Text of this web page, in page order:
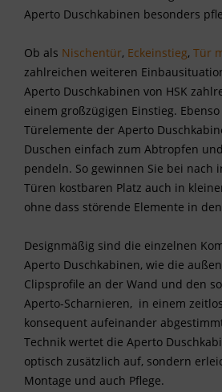
Aperto Duschkabinen besonders
Ob als Nischentür, Eckeinstieg, Tür
zahlreichen weiteren
Aperto Duschkabinen von HSK
einem großzügigen Einstieg.
Türelemente der Aperto
Duschen einfach zum Abtropfen
pendeln. So gewinnen Sie bei nach
Türen kostbaren Platz auch in
ohne dass störende Elemente in
Designmäßig sind die einzelnen
Aperto Duschkabinen, wie die
Clipsprofile an der Wand und den
Aperto-Scharnieren, in einem
konsequent aufeinander
Technik wertet die Aperto
optisch zusätzlich auf, sondern
Montage und auch Pflege.